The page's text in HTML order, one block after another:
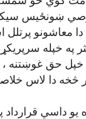
ښونځيس
معاشونو پرتلل
په خپله
حق غوښتنه
څخه دا لاس
مخ
يو داسي